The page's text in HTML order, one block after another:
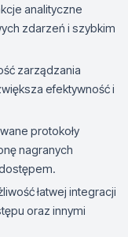
analityczne
zdarzeń i szybkim
zarządzania
efektywność i
protokoły
nagranych
łatwej integracji
oraz innymi